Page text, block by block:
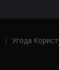
| Угода